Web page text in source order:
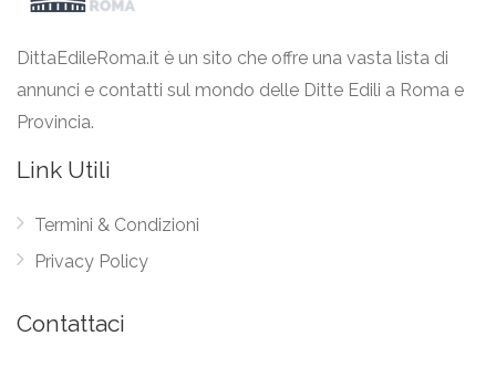
DittaEdileRoma.it è un sito che offre una vasta lista di
annunci e contatti sul mondo delle Ditte Edili a Roma e
Provincia.
Link Utili
Termini & Condizioni
Privacy Policy
Contattaci